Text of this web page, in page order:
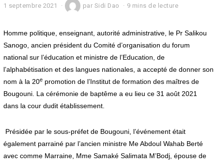
1 septembre 2021
p
e
m
b
e
2
0
2
par Sidi Dao 9 mins de lecture
Homme politique, enseignant, autorité administrative, le Pr Salikou
Sanogo, ancien président du Comité d’organisation du forum
national sur l’éducation et ministre de l’Education, de
l’alphabétisation et des langues nationales, a accepté de donner son
nom à la 20epromotion de l’Institut de formation des maîtres de
Bougouni. La cérémonie de baptême a eu lieu ce 31 août 2021
dans la cour dudit établissement.
Présidée par le sous-préfet de Bougouni, l’événement était
également parrainé par l’ancien ministre Me Abdoul Wahab Berté
avec comme Marraine, Mme Samaké Salimata M’Bodj, épouse de